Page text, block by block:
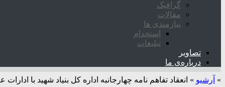
گرافیک
مقالات
نیازمندی ها
استخدام
تبلیغات
تصاویر
درباره‌ی ما
» آرشیو » انعقاد تفاهم نامه چهارجانبه اداره کل بنیاد شهید با